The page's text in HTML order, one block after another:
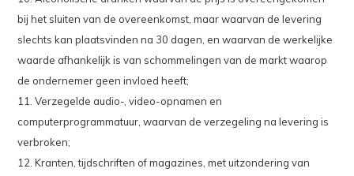
bij het sluiten van de overeenkomst, maar waarvan de levering
slechts kan plaatsvinden na 30 dagen, en waarvan de werkelijke
waarde afhankelijk is van schommelingen van de markt waarop
de ondernemer geen invloed heeft;
11. Verzegelde audio-, video-opnamen en
computerprogrammatuur, waarvan de verzegeling na levering is
verbroken;
12. Kranten, tijdschriften of magazines, met uitzondering van